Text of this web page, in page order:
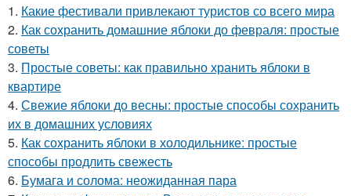
1. Какие фестивали привлекают туристов со всего мира
2. Как сохранить домашние яблоки до февраля: простые
советы
3. Простые советы: как правильно хранить яблоки в
квартире
4. Свежие яблоки до весны: простые способы сохранить
их в домашних условиях
5. Как сохранить яблоки в холодильнике: простые
способы продлить свежесть
6. Бумага и солома: неожиданная пара